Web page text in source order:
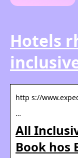
Hotels
http s://
…
All
Book hos